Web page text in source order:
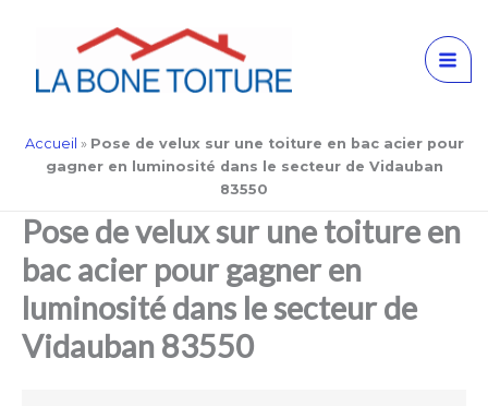
Accueil » Pose de velux sur une toiture en bac acier pour
gagner en luminosité dans le secteur de Vidauban
83550
Pose de velux sur une toiture en
bac acier pour gagner en
luminosité dans le secteur de
Vidauban 83550